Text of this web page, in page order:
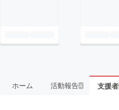
ホーム 活動報告4 支援者